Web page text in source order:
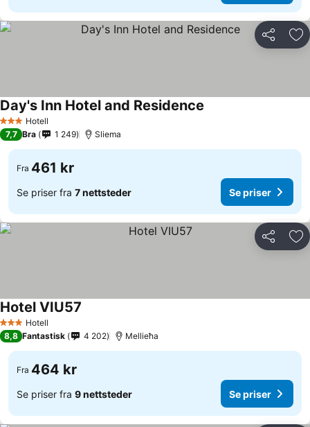
Del
3 StjernerHotell
Day's Inn Hotel and Residence
7,7 Bra 1 249 Sliema
Fra 461 kr
Se priser fra 7 nettsteder Se priser
Del
3 StjernerHotell
Hotel VIU57
8,8 Fantastisk 4 202 Mellieħa
Fra 464 kr
Se priser fra 9 nettsteder Se priser